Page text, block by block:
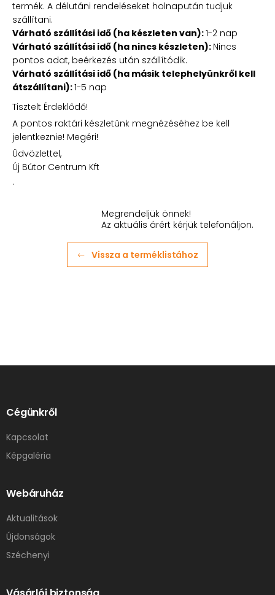
termék. A délutáni rendeléseket holnapután tudjuk
szállítani.
Várható szállítási idő (ha készleten van):1-2 nap
Várható szállítási idő (ha nincs készleten): Nincs
pontos adat, beérkezés után szállítódik.
Várható szállítási idő (ha másik telephelyünkről kell
átszállítani):1-5 nap
Tisztelt Érdeklődő!
A pontos raktári készletünk megnézéséhez be kell
jelentkeznie! Megéri!
Üdvözlettel,
Új Bútor Centrum Kft
.
Megrendeljük önnek!
Az aktuális árért kérjük telefonáljon.
Vissza a terméklistához
Cégünkről
Kapcsolat
Képgaléria
Webáruház
Aktualitások
Újdonságok
Széchenyi